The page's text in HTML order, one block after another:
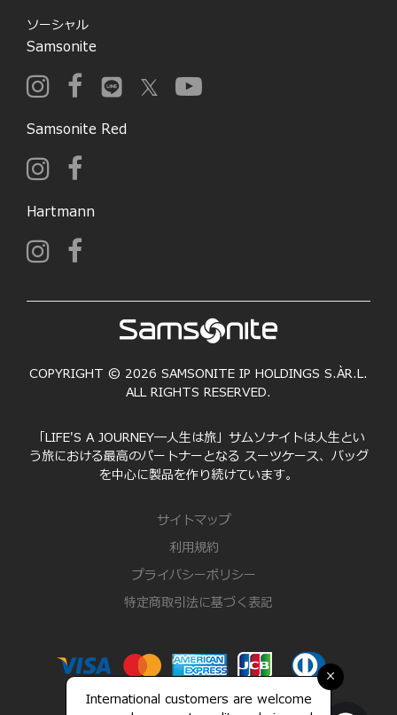
×
International customers are welcome
ソーシャル
Samsonite
Samsonite Red
Hartmann
COPYRIGHT © 2026 SAMSONITE IP HOLDINGS S.ÀR.L.
ALL RIGHTS RESERVED.
「LIFE'S A JOURNEY―人生は旅」サムソナイトは人生とい
う旅における最高のパートナーとなる スーツケース、バッグ
を中心に製品を作り続けています。
サイトマップ
利用規約
プライバシーポリシー
特定商取引法に基づく表記